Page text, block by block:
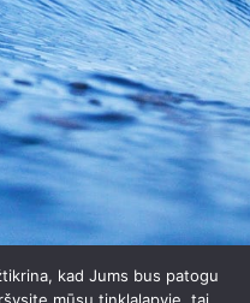
kad Jums bus patogu